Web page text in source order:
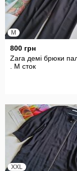
M
800 грн
Zara демі брюки
. М сток
XXL